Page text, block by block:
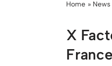
Home » News
X